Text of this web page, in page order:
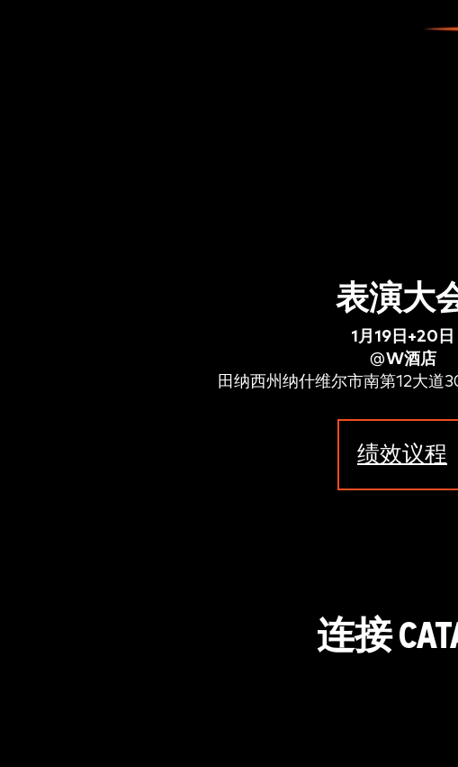
表演大
1月19日+20日
@W酒店
田纳西州纳什维尔市南第12大道
绩效议程
连接